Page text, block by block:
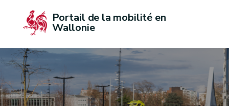
Portail de la mobilité en
Wallonie